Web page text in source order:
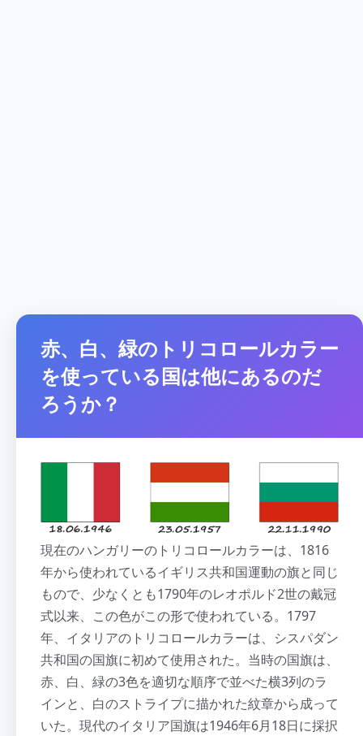
赤、白、緑のトリコロールカラー
を使っている国は他にあるのだ
ろうか？
現在のハンガリーのトリコロールカラーは、1816
年から使われているイギリス共和国運動の旗と同じ
もので、少なくとも1790年のレオポルド2世の戴冠
式以来、この色がこの形で使われている。1797
年、イタリアのトリコロールカラーは、シスパダン
共和国の国旗に初めて使用された。当時の国旗は、
赤、白、緑の3色を適切な順序で並べた横3列のラ
インと、白のストライプに描かれた紋章から成って
いた。現代のイタリア国旗は1946年6月18日に採択